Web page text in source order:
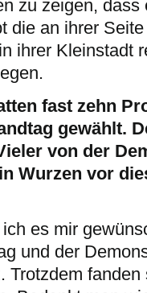
zu zeigen,
die an ihrer
ihrer Kleinstadt
fast zehn
gewählt.
von der
Wurzen vor
es mir
und der
Trotzdem